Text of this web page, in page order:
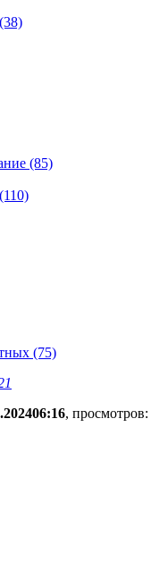
(85)
(75)
06:16, просмотров: